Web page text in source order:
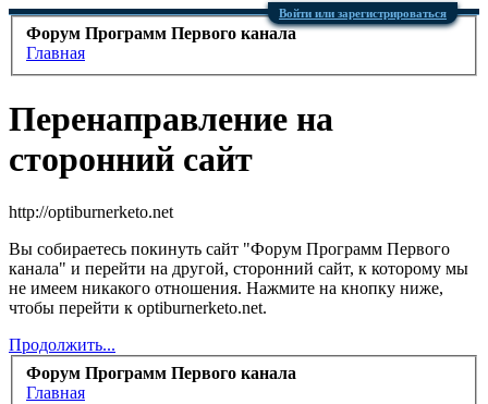
Войти или зарегистрироваться
Форум Программ Первого канала
Главная
Перенаправление на
сторонний сайт
http://optiburnerketo.net
Вы собираетесь покинуть сайт "Форум Программ Первого
канала" и перейти на другой, сторонний сайт, к которому мы
не имеем никакого отношения. Нажмите на кнопку ниже,
чтобы перейти к optiburnerketo.net.
Продолжить...
Форум Программ Первого канала
Главная